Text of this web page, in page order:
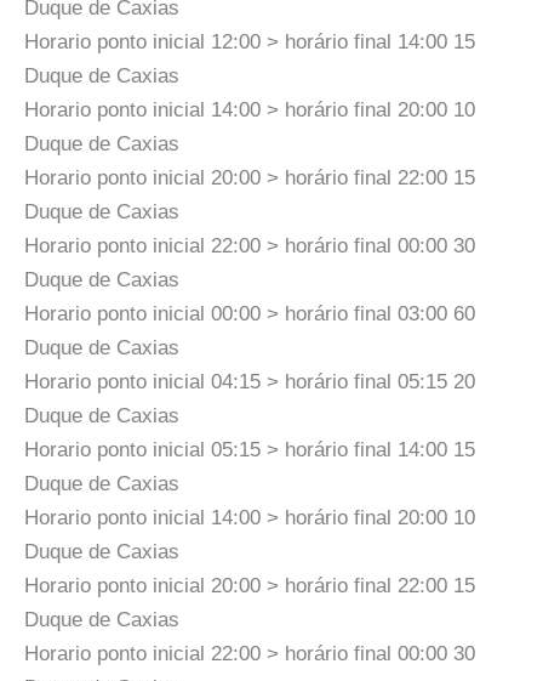
Duque de Caxias
Horario ponto inicial 12:00 > horário final 14:00 15
Duque de Caxias
Horario ponto inicial 14:00 > horário final 20:00 10
Duque de Caxias
Horario ponto inicial 20:00 > horário final 22:00 15
Duque de Caxias
Horario ponto inicial 22:00 > horário final 00:00 30
Duque de Caxias
Horario ponto inicial 00:00 > horário final 03:00 60
Duque de Caxias
Horario ponto inicial 04:15 > horário final 05:15 20
Duque de Caxias
Horario ponto inicial 05:15 > horário final 14:00 15
Duque de Caxias
Horario ponto inicial 14:00 > horário final 20:00 10
Duque de Caxias
Horario ponto inicial 20:00 > horário final 22:00 15
Duque de Caxias
Horario ponto inicial 22:00 > horário final 00:00 30